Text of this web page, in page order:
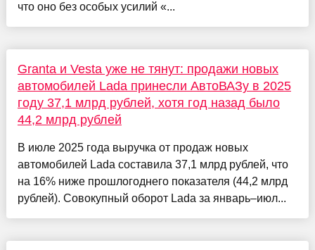
что оно без особых усилий «...
Granta и Vesta уже не тянут: продажи новых
автомобилей Lada принесли АвтоВАЗу в 2025
году 37,1 млрд рублей, хотя год назад было
44,2 млрд рублей
В июле 2025 года выручка от продаж новых
автомобилей Lada составила 37,1 млрд рублей, что
на 16% ниже прошлогоднего показателя (44,2 млрд
рублей). Совокупный оборот Lada за январь–июл...